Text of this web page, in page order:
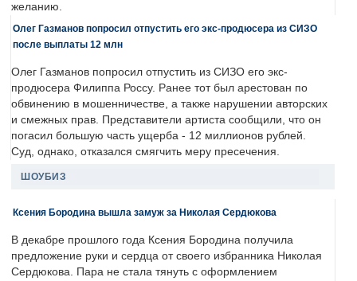
желанию.
Олег Газманов попросил отпустить его экс-продюсера из СИЗО
после выплаты 12 млн
Олег Газманов попросил отпустить из СИЗО его экс-
продюсера Филиппа Россу. Ранее тот был арестован по
обвинению в мошенничестве, а также нарушении авторских
и смежных прав. Представители артиста сообщили, что он
погасил большую часть ущерба - 12 миллионов рублей.
Суд, однако, отказался смягчить меру пресечения.
ШОУБИЗ
Ксения Бородина вышла замуж за Николая Сердюкова
В декабре прошлого года Ксения Бородина получила
предложение руки и сердца от своего избранника Николая
Сердюкова. Пара не стала тянуть с оформлением